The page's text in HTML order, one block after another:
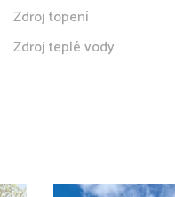
Zdroj topení
Zdroj teplé vody